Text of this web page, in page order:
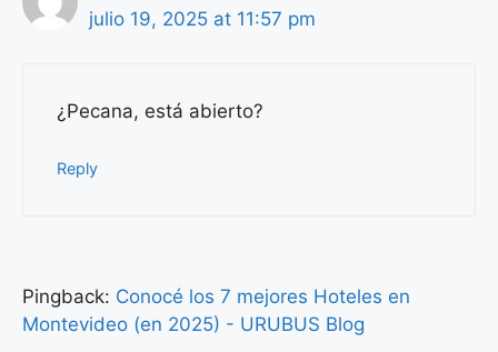
julio 19, 2025 at 11:57 pm
¿Pecana, está abierto?
Reply
Pingback: Conocé los 7 mejores Hoteles en
Montevideo (en 2025) - URUBUS Blog